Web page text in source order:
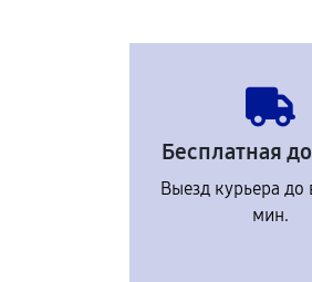
Бесплатная
Выезд курьера до
мин.